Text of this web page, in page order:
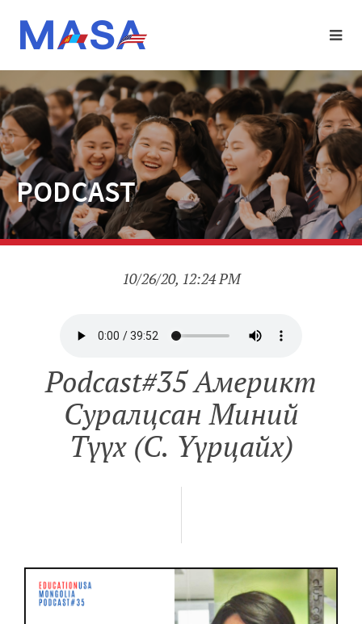
PODCAST
10/26/20, 12:24 PM
Podcast#35 Aмерикт
Суралцсан Миний
Түүх (C. Үүрцайх)